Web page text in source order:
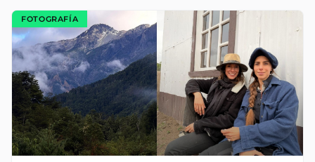
FOTOGRAFÍA